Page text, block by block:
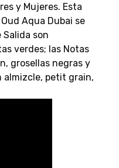
y Mujeres. Esta
Aqua Dubai se
Salida son
verdes; las Notas
grosellas negras y
almizcle, petit grain,